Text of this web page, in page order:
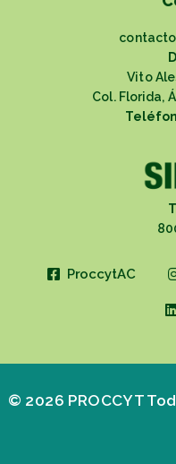
Vito
Col. Florida,
ProccytAC
© 2026 PROCCYT